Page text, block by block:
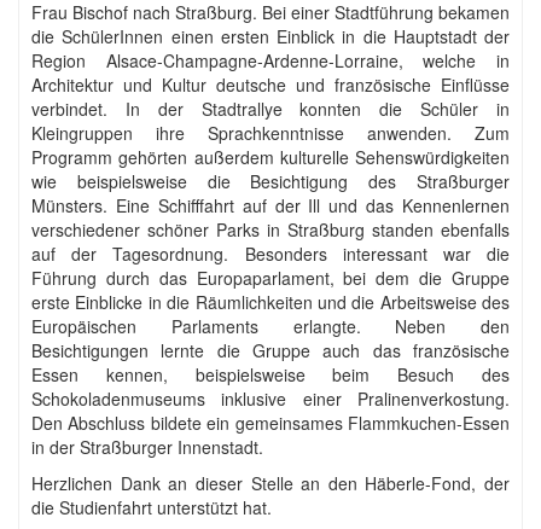
Frau Bischof nach Straßburg. Bei einer Stadtführung bekamen
die SchülerInnen einen ersten Einblick in die Hauptstadt der
Region Alsace-Champagne-Ardenne-Lorraine, welche in
Architektur und Kultur deutsche und französische Einflüsse
verbindet. In der Stadtrallye konnten die Schüler in
Kleingruppen ihre Sprachkenntnisse anwenden. Zum
Programm gehörten außerdem kulturelle Sehenswürdigkeiten
wie beispielsweise die Besichtigung des Straßburger
Münsters. Eine Schifffahrt auf der Ill und das Kennenlernen
verschiedener schöner Parks in Straßburg standen ebenfalls
auf der Tagesordnung. Besonders interessant war die
Führung durch das Europaparlament, bei dem die Gruppe
erste Einblicke in die Räumlichkeiten und die Arbeitsweise des
Europäischen Parlaments erlangte. Neben den
Besichtigungen lernte die Gruppe auch das französische
Essen kennen, beispielsweise beim Besuch des
Schokoladenmuseums inklusive einer Pralinenverkostung.
Den Abschluss bildete ein gemeinsames Flammkuchen-Essen
in der Straßburger Innenstadt.
Herzlichen Dank an dieser Stelle an den Häberle-Fond, der
die Studienfahrt unterstützt hat.